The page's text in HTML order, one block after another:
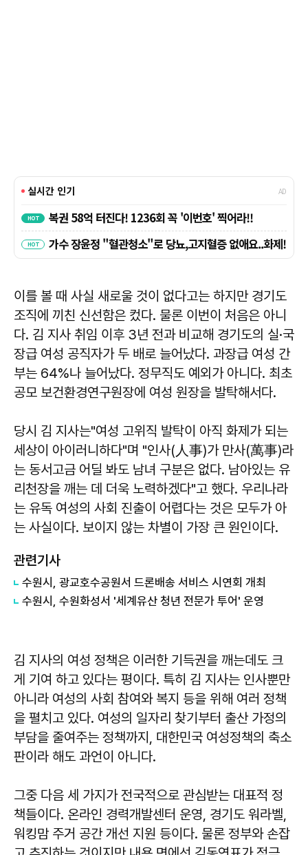
이를 볼 때 사실 새로울 것이 없다고는 하지만 경기도
조직에 끼친 신선함은 컸다. 물론 이번이 처음은 아니
다. 김 지사 취임 이후 3년 전과 비교해 경기도의 실·국
장급 여성 공직자가 두 배로 늘어났다. 과장급 여성 간
부는 64%나 늘어났다. 정무직도 예외가 아니다. 최초
공모 보건환경연구원장에 여성 원장을 발탁해서다.
당시 김 지사는"여성 고위직 발탁이 아직 화제가 되는
세상이 아이러니하다"며 "인사(人事)가 만사(萬事)라
는 동서고금 어딜 봐도 남녀 구분은 없다. 남아있는 유
리천장을 깨는 데 더욱 노력하겠다"고 했다. 우리나라
는 유독 여성의 사회 진출이 어렵다는 것은 모두가 아
는 사실이다. 보이지 않는 차별이 가장 큰 원인이다.
관련기사
수원시, 광교호수공원서 드론배송 서비스 시연회 개최
수원시, 수원화성서 '세계유산 청년 전문가 투어' 운영
김 지사의 여성 정책은 이러한 기득권을 깨는데도 크
게 기여 하고 있다는 평이다. 특히 김 지사는 인사뿐만
아니라 여성의 사회 참여와 복지 등을 위해 여러 정책
을 펼치고 있다. 여성의 일자리 찾기부터 출산 가정의
부담을 줄여주는 정책까지, 대한민국 여성정책의 축소
판이라 해도 과언이 아니다.
그중 다음 세 가지가 전국적으로 관심받는 대표적 정
책들이다. 온라인 경력개발센터 운영, 경기도 워라벨,
워킹맘 주거 공간 개선 지원 등이다. 물론 정부와 손잡